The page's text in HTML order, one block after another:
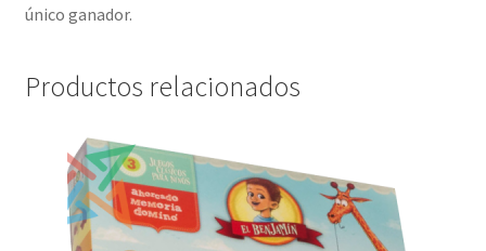
único ganador.
Productos relacionados